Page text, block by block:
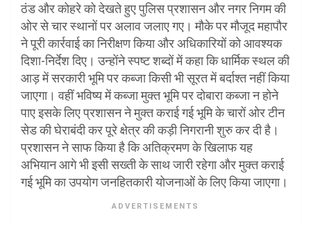
ठंड और कोहरे को देखते हुए पुलिस प्रशासन और नगर निगम की
ओर से चार स्थानों पर अलाव जलाए गए। मौके पर मौजूद महापौर
ने पूरी कार्रवाई का निरीक्षण किया और अधिकारियों को आवश्यक
दिशा-निर्देश दिए। उन्होंने स्पष्ट शब्दों में कहा कि धार्मिक स्थल की
आड़ में सरकारी भूमि पर कब्जा किसी भी सूरत में बर्दाश्त नहीं किया
जाएगा। वहीं भविष्य में कब्जा मुक्त भूमि पर दोबारा कब्जा न होने
पाए इसके लिए प्रशासन ने मुक्त कराई गई भूमि के चारों ओर टीन
सेड की घेराबंदी कर पूरे क्षेत्र की कड़ी निगरानी शुरु कर दी है।
प्रशासन ने साफ किया है कि अतिक्रमण के खिलाफ यह
अभियान आगे भी इसी सख्ती के साथ जारी रहेगा और मुक्त कराई
गई भूमि का उपयोग जनहितकारी योजनाओं के लिए किया जाएगा।
ADVERTISEMENTS